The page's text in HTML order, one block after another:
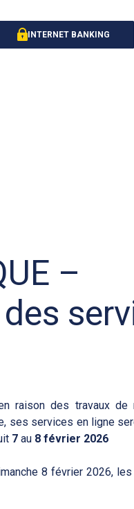
INTERNET BANKING
–
raison des travaux de
ses services en ligne
7 au 8 février 2026
8 février 2026,